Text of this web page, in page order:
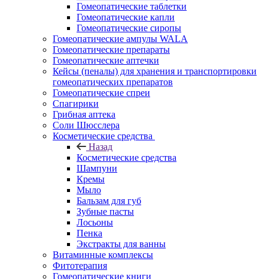
Гомеопатические таблетки
Гомеопатические капли
Гомеопатические сиропы
Гомеопатические ампулы WALA
Гомеопатические препараты
Гомеопатические аптечки
Кейсы (пеналы) для хранения и транспортировки
гомеопатических препаратов
Гомеопатические спреи
Спагирики
Грибная аптека
Соли Шюсслера
Косметические средства
Назад
Косметические средства
Шампуни
Кремы
Мыло
Бальзам для губ
Зубные пасты
Лосьоны
Пенка
Экстракты для ванны
Витаминные комплексы
Фитотерапия
Гомеопатические книги